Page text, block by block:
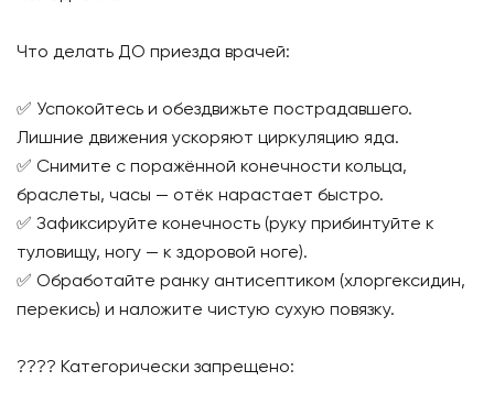
Что делать ДО приезда врачей:
✅ Успокойтесь и обездвижьте пострадавшего.
Лишние движения ускоряют циркуляцию яда.
✅ Снимите с поражённой конечности кольца,
браслеты, часы — отёк нарастает быстро.
✅ Зафиксируйте конечность (руку прибинтуйте к
туловищу, ногу — к здоровой ноге).
✅ Обработайте ранку антисептиком (хлоргексидин,
перекись) и наложите чистую сухую повязку.
???? Категорически запрещено: